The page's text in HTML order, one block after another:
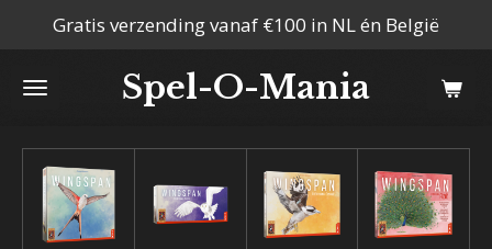
naar
hoofdinhoud
Spel-O-Mania
Gratis verzending vanaf €100 in NL én België